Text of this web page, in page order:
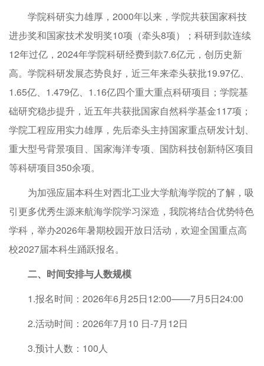
学院科研实力雄厚，2000年以来，学院共获国家科技
进步奖和国家技术发明奖10项（牵头8项）；科研到款连续
12年过亿，2024年学院科研经费到款7.6亿元，创历史新
高。学院科研发展态势良好，近三年来牵头获批19.97亿、
1.65亿、1.479亿、1.16亿四个重大重点科研项目；学院基
础研究稳步提升，近五年共获批国家自然科学基金117项；
学院工程应用实力雄厚，先后牵头主持国家重点研发计划、
重大型号背景项目、国家海洋专项、国防科技创新特区项目
等科研项目350余项。
为加强应届本科生对西北工业大学航海学院的了解，吸
引更多优秀生源来航海学院学习深造，我院将结合优势特色
学科，举办2026年暑期校园开放日活动，欢迎全国重点高
校2027届本科生踊跃报名。
二、时间安排与人数规模
1.报名时间：2026年6月25日12:00——7月5日24:00
2.活动时间：2026年7月10 日-7月12日
3.预计人数：100人